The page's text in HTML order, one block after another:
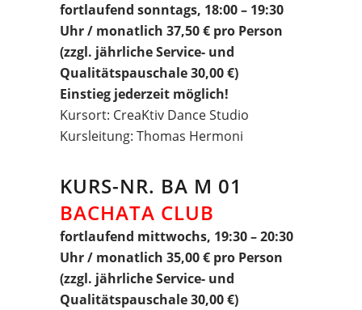
fortlaufend sonntags, 18:00 – 19:30
Uhr / monatlich 37,50 € pro Person
(zzgl. jährliche Service- und
Qualitätspauschale 30,00 €)
Einstieg jederzeit möglich!
Kursort: CreaKtiv Dance Studio
Kursleitung: Thomas Hermoni
KURS-NR. BA M 01
BACHATA CLUB
fortlaufend mittwochs, 19:30 – 20:30
Uhr / monatlich 35,00 € pro Person
(zzgl. jährliche Service- und
Qualitätspauschale 30,00 €)